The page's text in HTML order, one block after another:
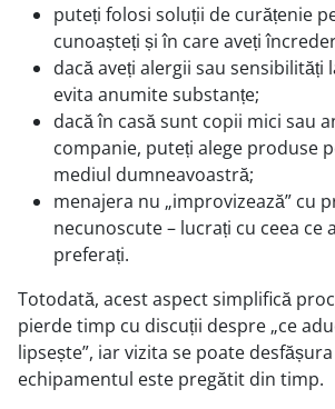
puteți folosi soluții de curățenie
cunoașteți și în care aveți
dacă aveți alergii sau sensibilități
evita anumite substanțe;
dacă în casă sunt copii mici sau
companie, puteți alege produse
mediul dumneavoastră;
menajera nu „improvizează” cu
necunoscute – lucrați cu ceea ce
preferați.
Totodată, acest aspect simplifică
pierde timp cu discuții despre „ce
lipsește”, iar vizita se poate
echipamentul este pregătit din timp.